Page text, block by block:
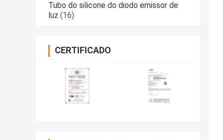
Tubo do silicone do diodo emissor de
luz (16)
CERTIFICADO